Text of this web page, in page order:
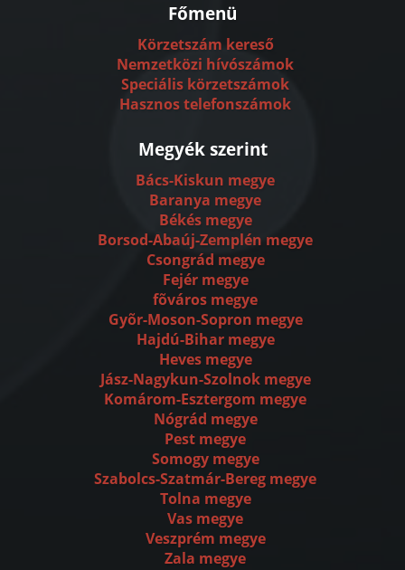
Főmenü
Körzetszám kereső
Nemzetközi hívószámok
Speciális körzetszámok
Hasznos telefonszámok
Megyék szerint
Bács-Kiskun megye
Baranya megye
Békés megye
Borsod-Abaúj-Zemplén megye
Csongrád megye
Fejér megye
fõváros megye
Gyõr-Moson-Sopron megye
Hajdú-Bihar megye
Heves megye
Jász-Nagykun-Szolnok megye
Komárom-Esztergom megye
Nógrád megye
Pest megye
Somogy megye
Szabolcs-Szatmár-Bereg megye
Tolna megye
Vas megye
Veszprém megye
Zala megye